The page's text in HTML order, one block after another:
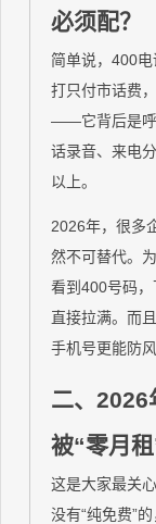
必须配？
简单说，400
打只付市话费
——它背后是呼
话录音、来电
以上。
2026年，很多
然不可替代。
看到400号码
直接拉满。而
手机号更能防
二、2026
被“零月
这是大家最关
没有“纯免费”